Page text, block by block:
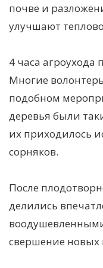
почве и
улучшают
4 часа
Многие
подобном
деревья были
их приходилось
сорняков.
После
делились
свершение новых